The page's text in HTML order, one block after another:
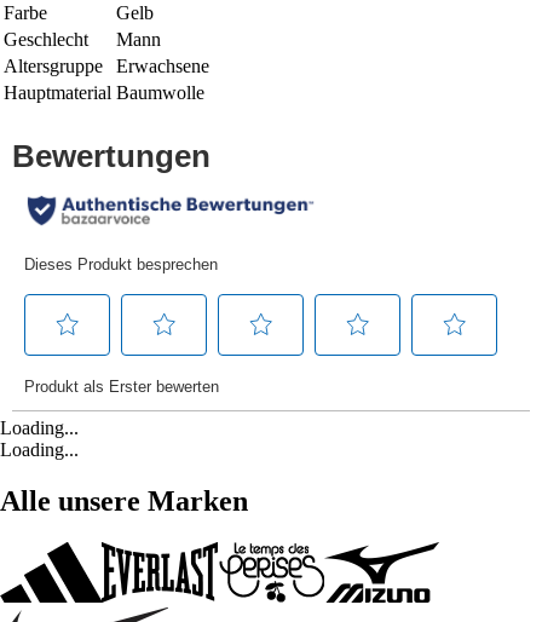
Farbe
Gelb
Geschlecht
Mann
Altersgruppe
Erwachsene
Hauptmaterial Baumwolle
Loading...
Loading...
Alle unsere Marken